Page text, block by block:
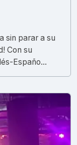
sin parar a su
Con su
Españo...